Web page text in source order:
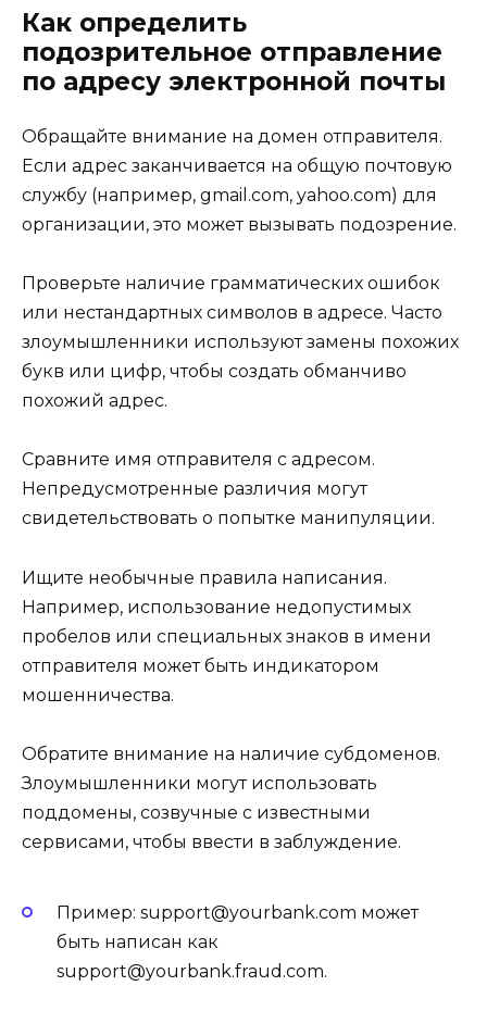
Как определить
подозрительное отправление
по адресу электронной почты
Обращайте внимание на домен отправителя.
Если адрес заканчивается на общую почтовую
службу (например, gmail.com, yahoo.com) для
организации, это может вызывать подозрение.
Проверьте наличие грамматических ошибок
или нестандартных символов в адресе. Часто
злоумышленники используют замены похожих
букв или цифр, чтобы создать обманчиво
похожий адрес.
Сравните имя отправителя с адресом.
Непредусмотренные различия могут
свидетельствовать о попытке манипуляции.
Ищите необычные правила написания.
Например, использование недопустимых
пробелов или специальных знаков в имени
отправителя может быть индикатором
мошенничества.
Обратите внимание на наличие субдоменов.
Злоумышленники могут использовать
поддомены, созвучные с известными
сервисами, чтобы ввести в заблуждение.
Пример: support@yourbank.com может
быть написан как
support@yourbank.fraud.com.